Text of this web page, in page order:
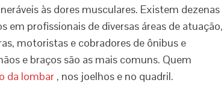
às dores musculares. Existem dezenas
profissionais de diversas áreas de atuação,
motoristas e cobradores de ônibus e
e braços são as mais comuns. Quem
da lombar , nos joelhos e no quadril.